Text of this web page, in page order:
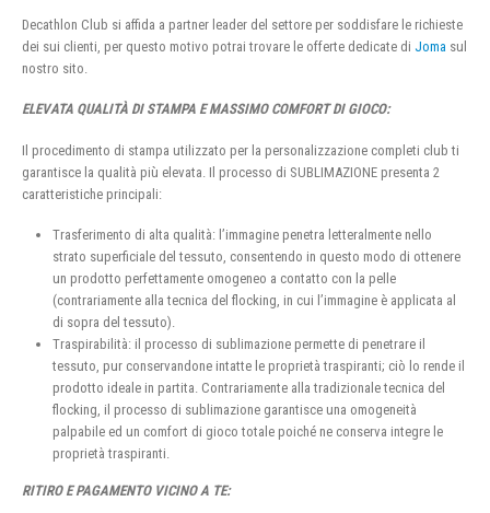
Decathlon Club si affida a partner leader del settore per soddisfare le richieste
dei sui clienti, per questo motivo potrai trovare le offerte dedicate di Joma sul
nostro sito.
ELEVATA QUALITÀ DI STAMPA E MASSIMO COMFORT DI GIOCO:
Il procedimento di stampa utilizzato per la personalizzazione completi club ti
garantisce la qualità più elevata. Il processo di SUBLIMAZIONE presenta 2
caratteristiche principali:
Trasferimento di alta qualità: l’immagine penetra letteralmente nello
strato superficiale del tessuto, consentendo in questo modo di ottenere
un prodotto perfettamente omogeneo a contatto con la pelle
(contrariamente alla tecnica del flocking, in cui l’immagine è applicata al
di sopra del tessuto).
Traspirabilità: il processo di sublimazione permette di penetrare il
tessuto, pur conservandone intatte le proprietà traspiranti; ciò lo rende il
prodotto ideale in partita. Contrariamente alla tradizionale tecnica del
flocking, il processo di sublimazione garantisce una omogeneità
palpabile ed un comfort di gioco totale poiché ne conserva integre le
proprietà traspiranti.
RITIRO E PAGAMENTO VICINO A TE: